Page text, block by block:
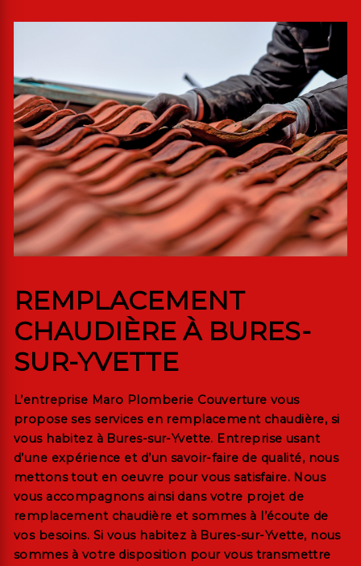
REMPLACEMENT
CHAUDIÈRE À BURES-
SUR-YVETTE
L’entreprise Maro Plomberie Couverture vous
propose ses services en remplacement chaudière, si
vous habitez à Bures-sur-Yvette. Entreprise usant
d’une expérience et d’un savoir-faire de qualité, nous
mettons tout en oeuvre pour vous satisfaire. Nous
vous accompagnons ainsi dans votre projet de
remplacement chaudière et sommes à l’écoute de
vos besoins. Si vous habitez à Bures-sur-Yvette, nous
sommes à votre disposition pour vous transmettre